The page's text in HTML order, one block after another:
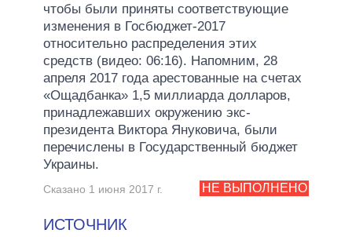
чтобы были приняты соответствующие
изменения в Госбюджет-2017
относительно распределения этих
средств (видео: 06:16). Напомним, 28
апреля 2017 года арестованные на счетах
«Ощадбанка» 1,5 миллиарда долларов,
принадлежавших окружению экс-
президента Виктора Януковича, были
перечислены в Государственный бюджет
Украины.
НЕ ВЫПОЛНЕНО
Сказано 1 июня 2017 г.
ИСТОЧНИК